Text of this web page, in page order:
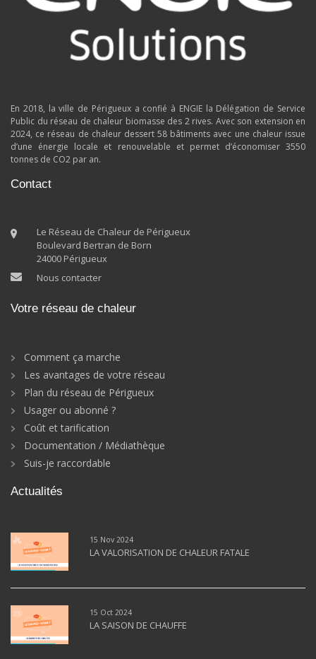
En 2018, la ville de Périgueux a confié à ENGIE la Délégation de Service
Public du réseau de chaleur biomasse des 2 rives. Avec son extension en
2024, ce réseau de chaleur dessert 58 bâtiments avec une chaleur issue
d’une énergie locale et renouvelable et permet d’économiser 3550
tonnes de CO2 par an.
Contact
Le Réseau de Chaleur de Périgueux
Boulevard Bertran de Born
24000 Périgueux
Nous contacter
Votre réseau de chaleur
Comment ça marche
Les avantages de votre réseau
Plan du réseau de Périgueux
Usager ou abonné ?
Coût et tarification
Documentation / Médiathèque
Suis-je raccordable
Actualités
15 Nov 2024
LA VALORISATION DE CHALEUR FATALE
15 Oct 2024
LA SAISON DE CHAUFFE